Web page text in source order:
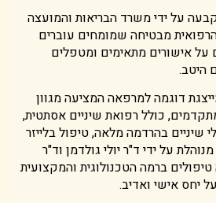
על ידי משרד הבריאות והמועצה
מבטיחה שמומחים עוברים
אישורים מתאימים ומטפלים
היטב.
דוגמה למרפאה המציעה מגוון
כולל רפואת שיניים אסתטית,
שיניים בהרדמה מלאה, טיפול בלייזר
על ידי ד"ר יולי גולדמן וד"ר
טיפולים ברמה הטכנולוגית והמקצועית
יחס אישי ואדיב.